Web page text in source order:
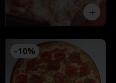
-10%